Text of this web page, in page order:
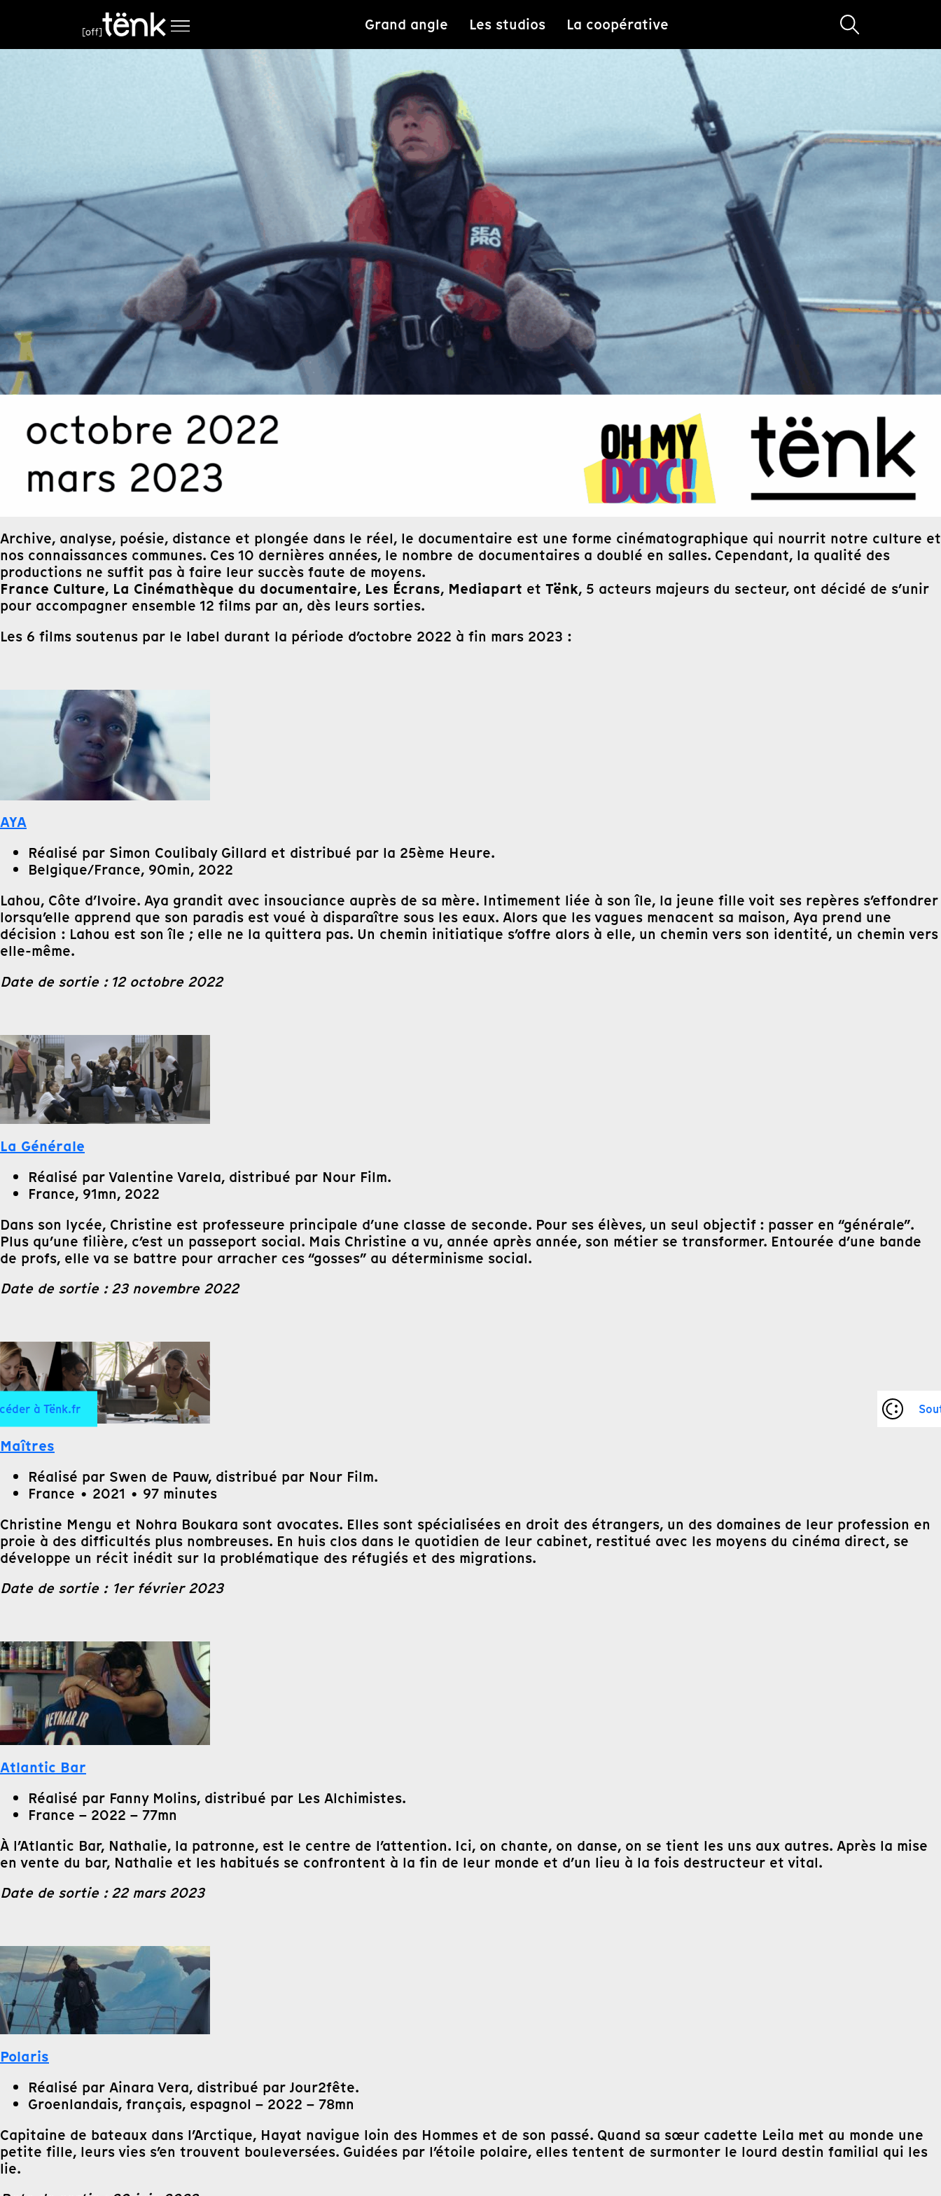
Grand angle Les studios La coopérative
à Tënk.fr
Archive, analyse, poésie, distance et plongée dans le réel, le documentaire est une forme cinématographique qui nourrit notre culture et
nos connaissances communes. Ces 10 dernières années, le nombre de documentaires a doublé en salles. Cependant, la qualité des
productions ne suffit pas à faire leur succès faute de moyens.
France Culture, La Cinémathèque du documentaire, Les Écrans, Mediapart et Tënk, 5 acteurs majeurs du secteur, ont décidé de s’unir
pour accompagner ensemble 12 films par an, dès leurs sorties.
Les 6 films soutenus par le label durant la période d’octobre 2022 à fin mars 2023 :
AYA
Réalisé par Simon Coulibaly Gillard et distribué par la 25ème Heure.
Belgique/France, 90min, 2022
Lahou, Côte d’Ivoire. Aya grandit avec insouciance auprès de sa mère. Intimement liée à son île, la jeune fille voit ses repères s’effondrer
lorsqu’elle apprend que son paradis est voué à disparaître sous les eaux. Alors que les vagues menacent sa maison, Aya prend une
décision : Lahou est son île ; elle ne la quittera pas. Un chemin initiatique s’offre alors à elle, un chemin vers son identité, un chemin vers
elle-même.
Date de sortie : 12 octobre 2022
La Générale
Réalisé par Valentine Varela, distribué par Nour Film.
France, 91mn, 2022
Dans son lycée, Christine est professeure principale d’une classe de seconde. Pour ses élèves, un seul objectif : passer en “générale”.
Plus qu’une filière, c’est un passeport social. Mais Christine a vu, année après année, son métier se transformer. Entourée d’une bande
de profs, elle va se battre pour arracher ces “gosses” au déterminisme social.
Date de sortie : 23 novembre 2022
Maîtres
Réalisé par Swen de Pauw, distribué par Nour Film.
France • 2021 • 97 minutes
Christine Mengu et Nohra Boukara sont avocates. Elles sont spécialisées en droit des étrangers, un des domaines de leur profession en
proie à des difficultés plus nombreuses. En huis clos dans le quotidien de leur cabinet, restitué avec les moyens du cinéma direct, se
développe un récit inédit sur la problématique des réfugiés et des migrations.
Date de sortie : 1er février 2023
Atlantic Bar
Réalisé par Fanny Molins, distribué par Les Alchimistes.
France – 2022 – 77mn
À l’Atlantic Bar, Nathalie, la patronne, est le centre de l’attention. Ici, on chante, on danse, on se tient les uns aux autres. Après la mise
en vente du bar, Nathalie et les habitués se confrontent à la fin de leur monde et d’un lieu à la fois destructeur et vital.
Date de sortie : 22 mars 2023
Polaris
Réalisé par Ainara Vera, distribué par Jour2fête.
Groenlandais, français, espagnol – 2022 – 78mn
Capitaine de bateaux dans l’Arctique, Hayat navigue loin des Hommes et de son passé. Quand sa sœur cadette Leila met au monde une
petite fille, leurs vies s’en trouvent bouleversées. Guidées par l’étoile polaire, elles tentent de surmonter le lourd destin familial qui les
lie.